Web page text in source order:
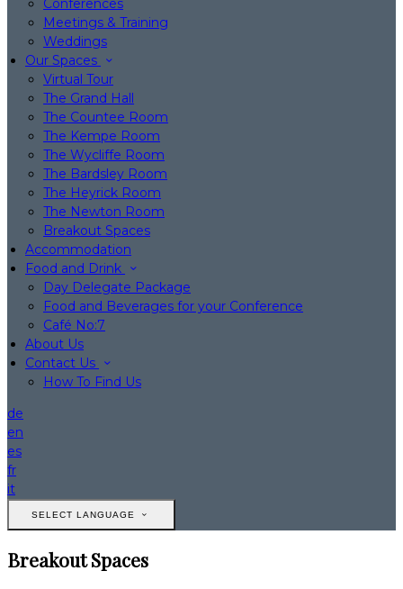
Conferences
Meetings & Training
Weddings
Our Spaces
Virtual Tour
The Grand Hall
The Countee Room
The Kempe Room
The Wycliffe Room
The Bardsley Room
The Heyrick Room
The Newton Room
Breakout Spaces
Accommodation
Food and Drink
Day Delegate Package
Food and Beverages for your Conference
Café No:7
About Us
Contact Us
How To Find Us
de
en
es
fr
it
SELECT LANGUAGE
Breakout Spaces